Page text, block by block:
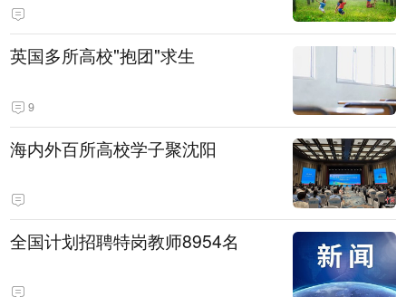
英国多所高校"抱团"求生
9
海内外百所高校学子聚沈阳
全国计划招聘特岗教师8954名